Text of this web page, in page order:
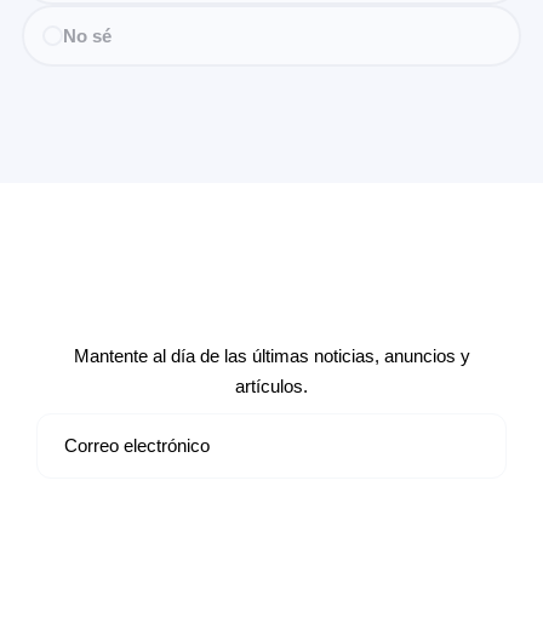
No sé
Mantente al día de las últimas noticias, anuncios y
artículos.